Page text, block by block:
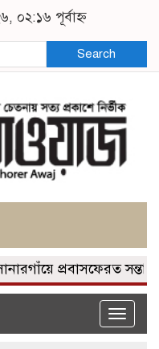
০২:১৬ পূর্বাহ্ন
Search
প্রবাসফেরত
Toggle